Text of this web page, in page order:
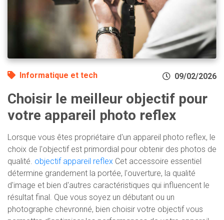
Informatique et tech 09/02/2026
Choisir le meilleur objectif pour
votre appareil photo reflex
Lorsque vous êtes propriétaire d'un appareil photo reflex, le
choix de l'objectif est primordial pour obtenir des photos de
qualité. objectif appareil reflex Cet accessoire essentiel
détermine grandement la portée, l'ouverture, la qualité
d'image et bien d'autres caractéristiques qui influencent le
résultat final. Que vous soyez un débutant ou un
photographe chevronné, bien choisir votre objectif vous